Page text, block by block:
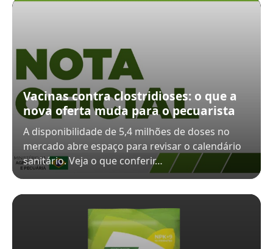
Vacinas contra clostridioses: o que a
nova oferta muda para o pecuarista
A disponibilidade de 5,4 milhões de doses no
mercado abre espaço para revisar o calendário
sanitário. Veja o que conferir…